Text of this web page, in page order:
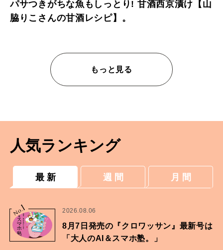
パサつきがちな魚もしっとり! 甘酒西京漬け【山
脇りこさんの甘酒レシピ】。
もっと見る
人気ランキング
最 新 週 間 月 間
No.
1 2026.08.06
8月7日発売の『クロワッサン』最新号は
「大人のAI＆スマホ塾。」